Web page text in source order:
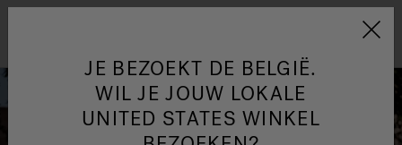
Jacuzzi&reg; EMEA
JE BEZOEKT DE BELGIË.
WIL JE JOUW LOKALE
UNITED STATES WINKEL